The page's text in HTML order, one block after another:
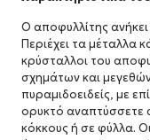
Ο αποφυλλίτης
Περιέχει τα μέταλλα
κρύσταλλοι του
σχημάτων και
πυραμιδοειδείς, με
ορυκτό αναπτύσσετε
κόκκους ή σε φύλλα.